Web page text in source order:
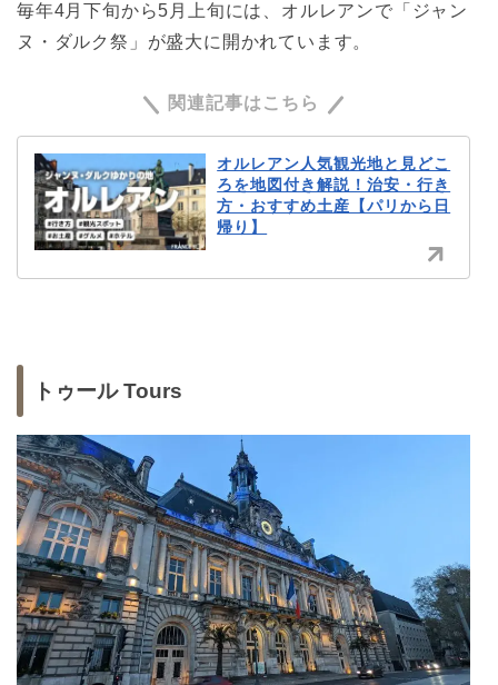
毎年4月下旬から5月上旬には、オルレアンで「ジャン
ヌ・ダルク祭」が盛大に開かれています。
関連記事はこちら
オルレアン人気観光地と見どこ
ろを地図付き解説！治安・行き
方・おすすめ土産【パリから日
帰り】
トゥール Tours